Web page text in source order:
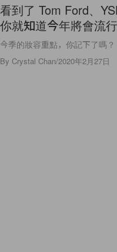
看到了 Tom Ford、
你就知道今年將會流
今季的妝容重點，你記下了嗎？
By Crystal Chan/2020年2月27日